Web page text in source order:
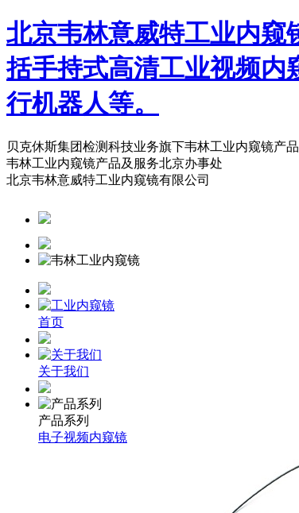
北京韦林意威特工业内窥
括手持式高清工业视频内
行机器人等。
贝克休斯集团检测科技业务旗下韦林工业内窥镜产
韦林工业内窥镜产品及服务北京办事处
北京韦林意威特工业内窥镜有限公司
首页
关于我们
产品系列
电子视频内窥镜